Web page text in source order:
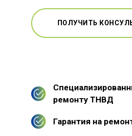
ПОЛУЧИТЬ
ремонту ТНВД
Гарантия на